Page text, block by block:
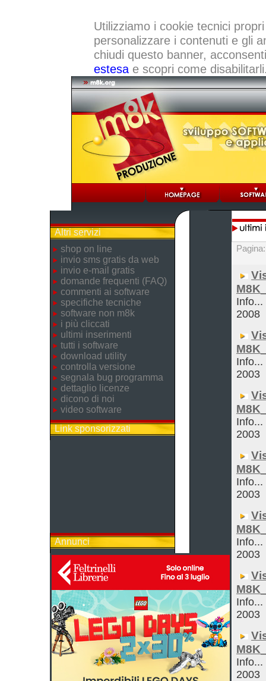
Utilizziamo i cookie tecnici
personalizzare i contenuti e gli
chiudi questo banner,
estesae scopri come
Altri servizi
shop on line
invio sms gratis da web
invio e-mail gratis
domande frequenti (FAQ)
commenti ai software
specifiche tecniche
software non m8k
i più cliccati
ultimi inserimenti
tutti i software
download utility
controlla versione
segnala bug programma
dettaglio licenze
dicono di noi
video software
Link sponsorizzati
Annunci
Info...
2008
Info...
2003
Info...
2003
Info...
2003
Info...
2003
Info...
2003
Info...
2003